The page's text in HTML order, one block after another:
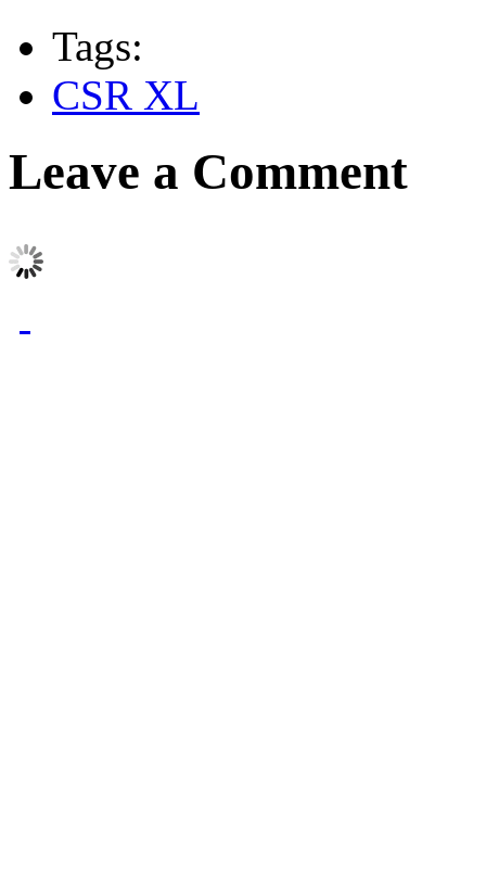
Tags:
CSR XL
Leave a Comment